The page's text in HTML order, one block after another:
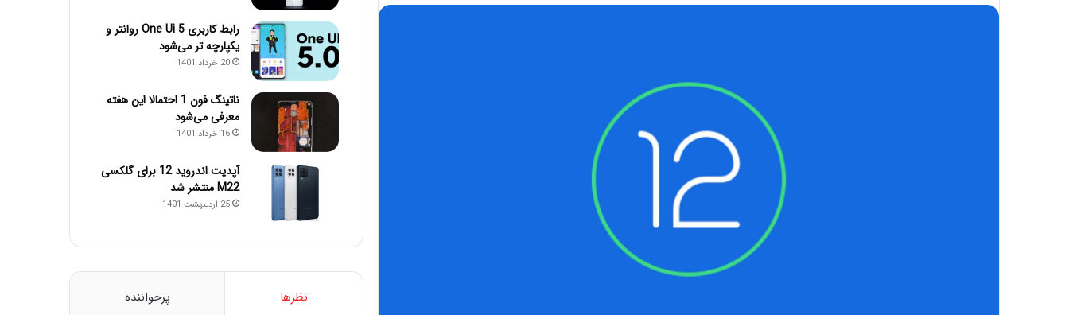
رابط کاربری One Ui 5 روانتر و
یکپارچه تر می‌شود
20 خرداد 1401
ناتینگ فون 1 احتمالا این هفته
معرفی می‌شود
16 خرداد 1401
آپدیت اندروید 12 برای گلکسی
M22 منتشر شد
25 اردیبهشت 1401
نظرها پرخواننده